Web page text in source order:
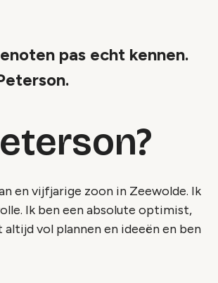
pas echt kennen.
en vijfjarige zoon in Zeewolde. Ik
Ik ben een absolute optimist,
vol plannen en ideeën en ben